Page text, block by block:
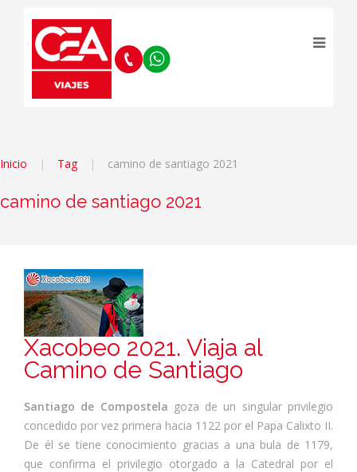
Inicio Tag camino de santiago 2021
camino de santiago 2021
Xacobeo 2021. Viaja al
Camino de Santiago
Santiago de Compostela goza de un singular privilegio
concedido por vez primera hacia 1122 por el Papa Calixto II.
De él se tiene conocimiento gracias a una bula de 1179,
que confirma el privilegio otorgado a la Catedral por el